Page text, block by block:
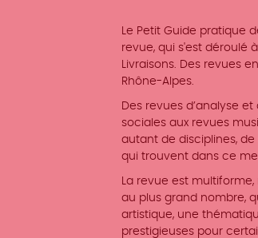
Le Petit Guide pratique
revue, qui s'est déroulé
Livraisons. Des revues
Rhône-Alpes.
Des revues d’analyse
sociales aux revues
autant de disciplines,
qui trouvent dans ce
La revue est
au plus grand nombre,
artistique, une
prestigieuses pour